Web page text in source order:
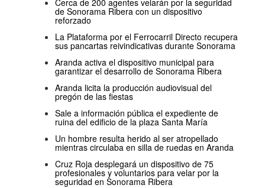
de Sonorama Ribera con un dispositivo
reforzado
La Plataforma por el Ferrocarril Directo recupera
sus pancartas reivindicativas durante Sonorama
Aranda activa el dispositivo municipal para
garantizar el desarrollo de Sonorama Ribera
Aranda licita la producción audiovisual del
pregón de las fiestas
Sale a información pública el expediente de
ruina del edificio de la plaza Santa María
Un hombre resulta herido al ser atropellado
mientras circulaba en silla de ruedas en Aranda
Cruz Roja desplegará un dispositivo de 75
profesionales y voluntarios para velar por la
seguridad en Sonorama Ribera